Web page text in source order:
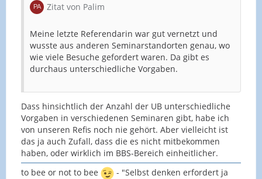
Zitat von Palim
Meine letzte Referendarin war gut vernetzt und
wusste aus anderen Seminarstandorten genau, wo
wie viele Besuche gefordert waren. Da gibt es
durchaus unterschiedliche Vorgaben.
Dass hinsichtlich der Anzahl der UB unterschiedliche
Vorgaben in verschiedenen Seminaren gibt, habe ich
von unseren Refis noch nie gehört. Aber vielleicht ist
das ja auch Zufall, dass die es nicht mitbekommen
haben, oder wirklich im BBS-Bereich einheitlicher.
to bee or not to bee
- "Selbst denken erfordert ja